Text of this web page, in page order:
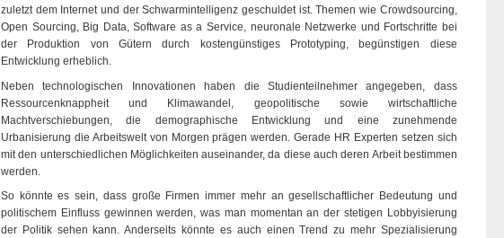
zuletzt dem Internet und der Schwarmintelligenz geschuldet ist. Themen wie Crowdsourcing,
Open Sourcing, Big Data, Software as a Service, neuronale Netzwerke und Fortschritte bei
der Produktion von Gütern durch kostengünstiges Prototyping, begünstigen diese
Entwicklung erheblich.
Neben technologischen Innovationen haben die Studienteilnehmer angegeben, dass
Ressourcenknappheit und Klimawandel, geopolitische sowie wirtschaftliche
Machtverschiebungen, die demographische Entwicklung und eine zunehmende
Urbanisierung die Arbeitswelt von Morgen prägen werden. Gerade HR Experten setzen sich
mit den unterschiedlichen Möglichkeiten auseinander, da diese auch deren Arbeit bestimmen
werden.
So könnte es sein, dass große Firmen immer mehr an gesellschaftlicher Bedeutung und
politischem Einfluss gewinnen werden, was man momentan an der stetigen Lobbyisierung
der Politik sehen kann. Anderseits könnte es auch einen Trend zu mehr Spezialisierung